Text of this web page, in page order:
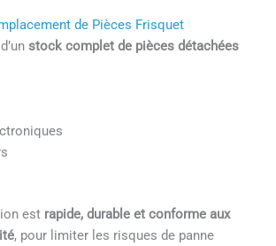
de Pièces Frisquet
stock complet de pièces détachées
est rapide, durable et conforme aux
, pour limiter les risques de panne